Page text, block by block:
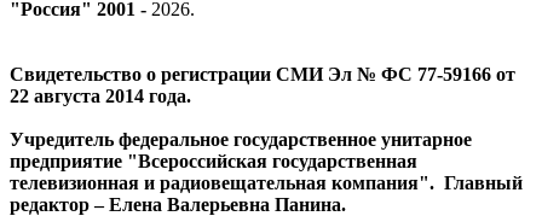
"Россия" 2001 - 2026.
Свидетельство о регистрации СМИ Эл № ФС 77-59166 от
22 августа 2014 года.
Учредитель федеральное государственное унитарное
предприятие "Всероссийская государственная
телевизионная и радиовещательная компания". Главный
редактор – Елена Валерьевна Панина.